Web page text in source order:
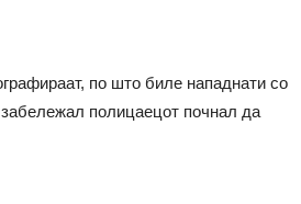
по што биле нападнати со
забележал полицаецот почнал да